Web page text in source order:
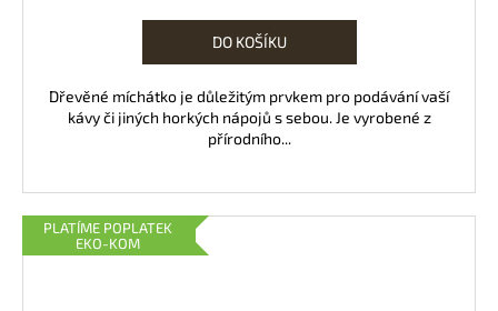
DO KOŠÍKU
Dřevěné míchátko je důležitým prvkem pro podávání vaší
kávy či jiných horkých nápojů s sebou. Je vyrobené z
přírodního...
PLATÍME POPLATEK
EKO-KOM